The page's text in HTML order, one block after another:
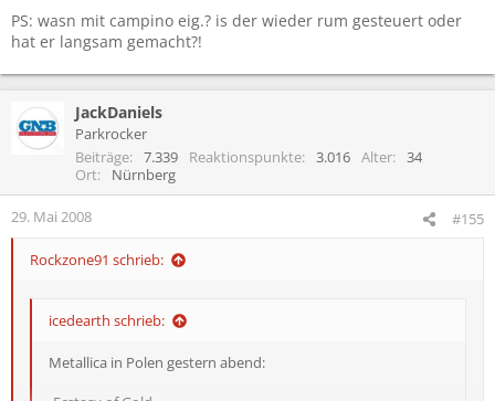
Bonny Clyde & Die Moorsoldaten *Ticker Probleme*
Nur zu Besuch
Hier kommt Alex (Unplugged)
Bayern
Freunde
Pushed Again
Der Bofrost Mann (Unplugged)
Nobody likes me
Mehr davon
Blitzkrieg Bop
PS: wasn mit campino eig.? is der wieder rum gesteuert oder
hat er langsam gemacht?!
JackDaniels
Parkrocker
Beiträge
7.339 Reaktionspunkte 3.016 Alter
34
Ort
Nürnberg
29. Mai 2008 #155
Rockzone91 schrieb:
icedearth schrieb:
Metallica in Polen gestern abend: